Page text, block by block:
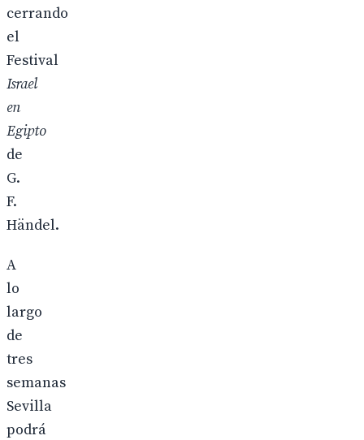
cerrando
el
Festival
Israel
en
Egipto
de
G.
F.
Händel.
A
lo
largo
de
tres
semanas
Sevilla
podrá